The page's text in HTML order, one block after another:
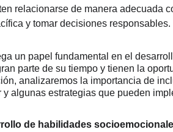
relacionarse de manera adecuada
y tomar decisiones responsables.
un papel fundamental en el
parte de su tiempo y tienen la
analizaremos la importancia de
algunas estrategias que pueden
de habilidades